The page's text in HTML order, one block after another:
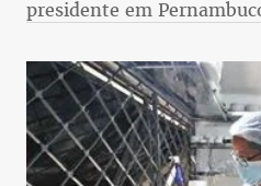
presidente em